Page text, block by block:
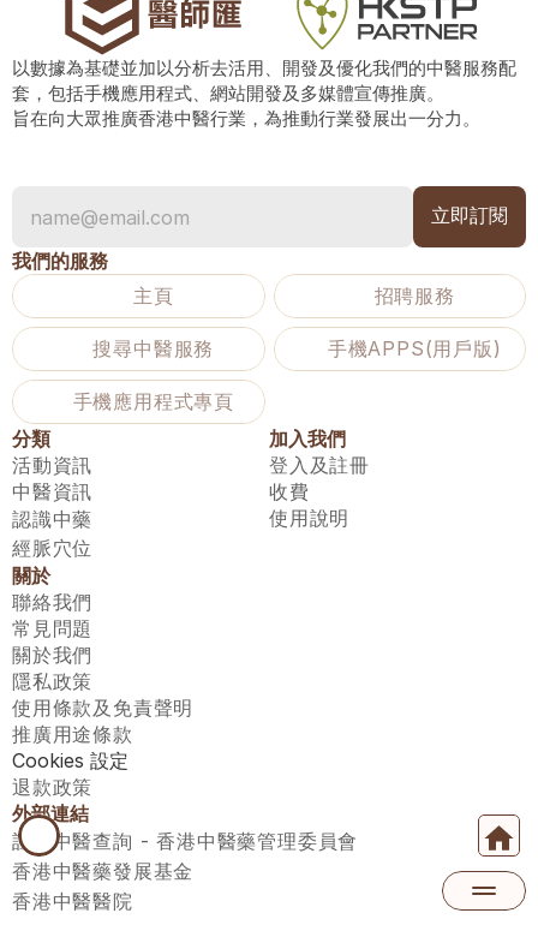
以數據為基礎並加以分析去活用、開發及優化我們的中醫服務配
套，包括手機應用程式、網站開發及多媒體宣傳推廣。
旨在向大眾推廣香港中醫行業，為推動行業發展出一分力。
我們的服務
主頁
招聘服務
搜尋中醫服務 手機APPS(用戶版)
手機應用程式專頁
分類
活動資訊
中醫資訊
認識中藥
經脈穴位
加入我們
登入及註冊
收費
使用說明
關於
聯絡我們
常見問題
關於我們
隱私政策
使用條款及免責聲明
推廣用途條款
Cookies 設定
退款政策
外部連結
註冊中醫查詢 - 香港中醫藥管理委員會
香港中醫藥發展基金
香港中醫醫院